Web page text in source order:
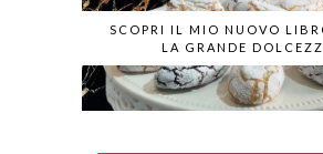
SCOPRI IL MIO NUOVO
LA GRANDE